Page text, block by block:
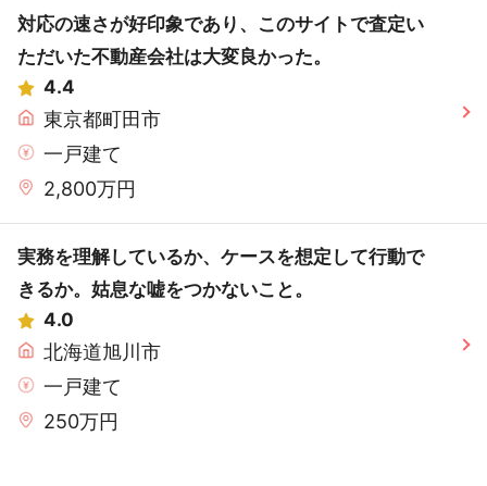
対応の速さが好印象であり、このサイトで査定い
ただいた不動産会社は大変良かった。
4.4
東京都町田市
一戸建て
2,800万円
実務を理解しているか、ケースを想定して行動で
きるか。姑息な嘘をつかないこと。
4.0
北海道旭川市
一戸建て
250万円